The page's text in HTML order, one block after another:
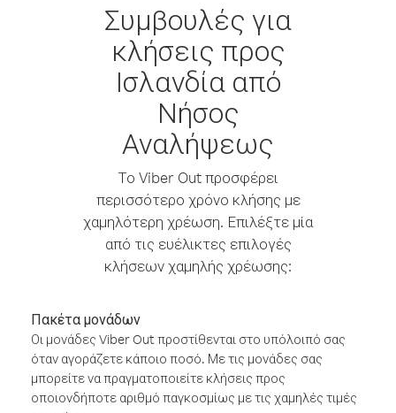
Συμβουλές για
κλήσεις προς
Ισλανδία από
Νήσος
Αναλήψεως
Το Viber Out προσφέρει
περισσότερο χρόνο κλήσης με
χαμηλότερη χρέωση. Επιλέξτε μία
από τις ευέλικτες επιλογές
κλήσεων χαμηλής χρέωσης:
Πακέτα μονάδων
Οι μονάδες Viber Out προστίθενται στο υπόλοιπό σας
όταν αγοράζετε κάποιο ποσό. Με τις μονάδες σας
μπορείτε να πραγματοποιείτε κλήσεις προς
οποιονδήποτε αριθμό παγκοσμίως με τις χαμηλές τιμές